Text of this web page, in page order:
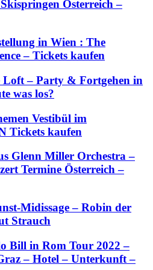
Österreich –
in Wien : The
– Tickets kaufen
Loft – Party & Fortgehen in
was los?
Vestibül im
Tickets kaufen
Glenn Miller Orchestra –
Termine Österreich –
Midissage – Robin der
Strauch
Bill in Rom Tour 2022 –
– Hotel – Unterkunft –